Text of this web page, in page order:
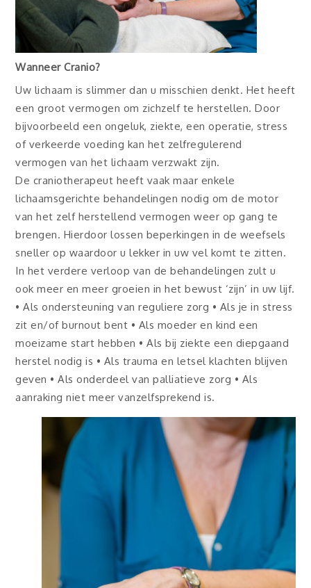
Wanneer Cranio?
Uw lichaam is slimmer dan u misschien denkt. Het heeft
een groot vermogen om zichzelf te herstellen. Door
bijvoorbeeld een ongeluk, ziekte, een operatie, stress
of verkeerde voeding kan het zelfregulerend
vermogen van het lichaam verzwakt zijn.
De craniotherapeut heeft vaak maar enkele
lichaamsgerichte behandelingen nodig om de motor
van het zelf herstellend vermogen weer op gang te
brengen. Hierdoor lossen beperkingen in de weefsels
sneller op waardoor u lekker in uw vel komt te zitten.
In het verdere verloop van de behandelingen zult u
ook meer en meer groeien in het bewust ‘zijn’ in uw lijf.
• Als ondersteuning van reguliere zorg • Als je in stress
zit en/of burn­out bent • Als moeder en kind een
moeizame start hebben • Als bij ziekte een diepgaand
herstel nodig is • Als trauma en letsel klachten blijven
geven • Als onderdeel van palliatieve zorg • Als
aanraking niet meer vanzelfsprekend is.